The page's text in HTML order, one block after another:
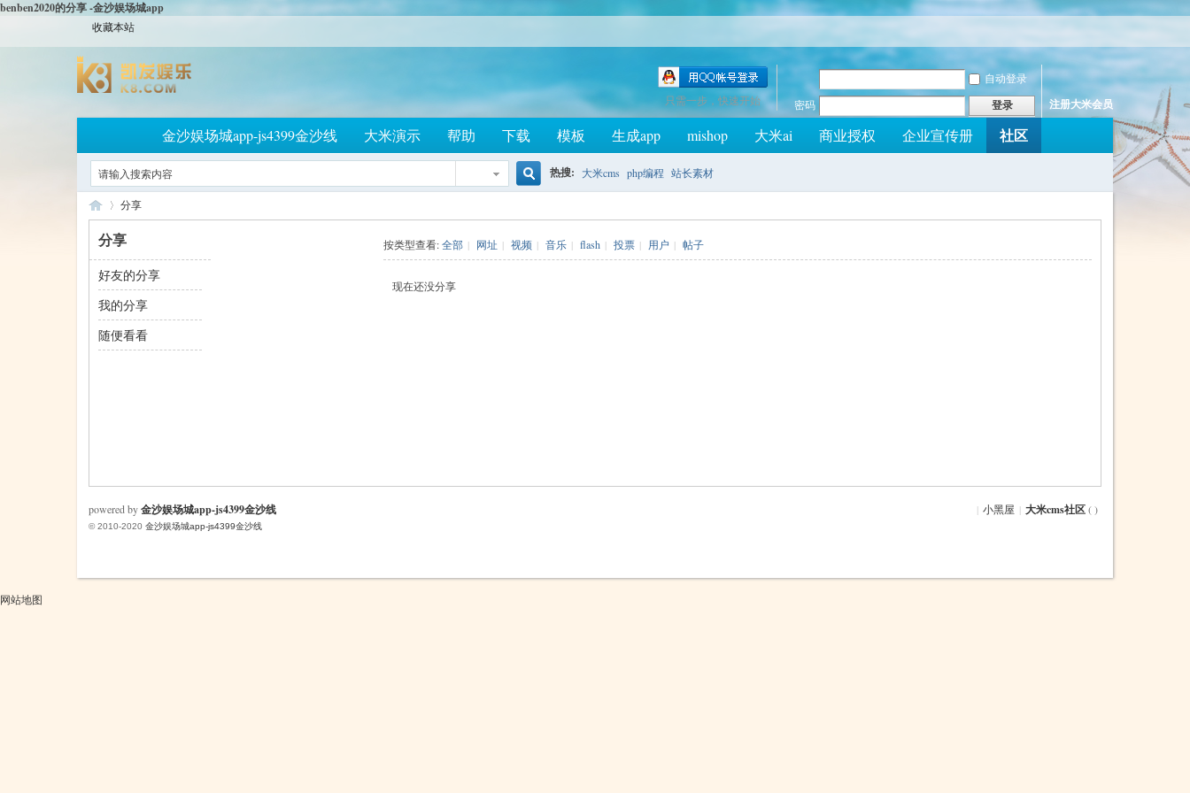
benben2020的分享 -金沙娱场城app
收藏本站
自动登录
密码
登录 注册大米会员
只需一步，快速开始
金沙娱场城app-js4399金沙线 大米演示 帮助 下载 模板 生成app mishop 大米ai 商业授权 企业宣传册 社区
热搜: 大米cms php编程 站长素材
大 ›
分享
分享
好友的分享
我的分享
随便看看
按类型查看:全部 | 网址 | 视频 | 音乐 | flash | 投票 | 用户 | 帖子
现在还没分享
| 小黑屋 | 大米cms社区( )
powered by金沙娱场城app-js4399金沙线
© 2010-2020 金沙娱场城app-js4399金沙线
网站地图